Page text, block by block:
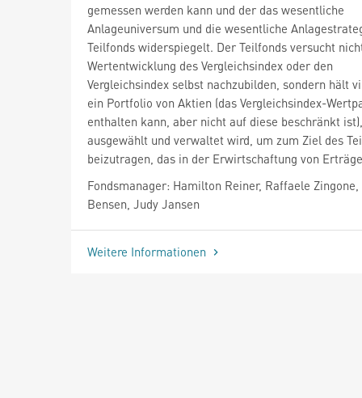
gemessen werden kann und der das wesentliche
Anlageuniversum und die wesentliche
Teilfonds widerspiegelt. Der Teilfonds versucht
Wertentwicklung des Vergleichsindex oder den
Vergleichsindex selbst nachzubilden, sondern hält
ein Portfolio von Aktien (das Vergleichsindex-
enthalten kann, aber nicht auf diese beschränkt
ausgewählt und verwaltet wird, um zum Ziel des
beizutragen, das in der Erwirtschaftung von
Fondsmanager: Hamilton Reiner, Raffaele
Bensen, Judy Jansen
Weitere Informationen